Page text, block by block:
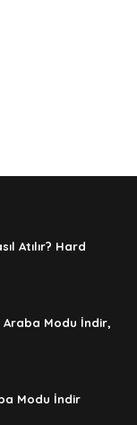
Atılır? Hard
Modu İndir,
Modu İndir